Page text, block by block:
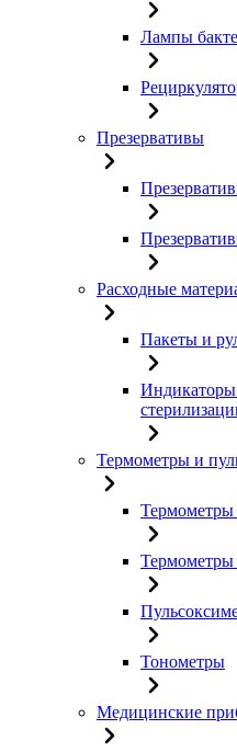
Лампы
Презервативы
Расходные
Пакеты и
Индикаторы
Термометры и
Термометры
Термометры
Тонометры
Медицинские